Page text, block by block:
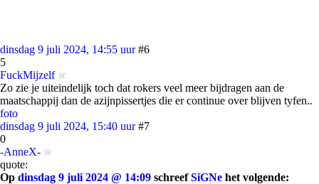
dinsdag 9 juli 2024, 14:55 uur #6
5
FuckMijzelf
Zo zie je uiteindelijk toch dat rokers veel meer bijdragen aan de
maatschappij dan de azijnpissertjes die er continue over blijven tyfen..
foto
dinsdag 9 juli 2024, 15:40 uur #7
0
-AnneX-
quote:
Op dinsdag 9 juli 2024 @ 14:09 schreefSiGNe het volgende: